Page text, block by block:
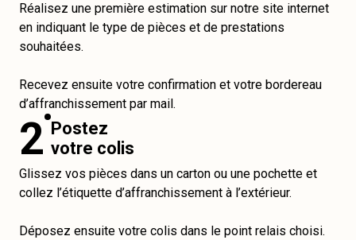
Réalisez une première estimation sur notre site internet
en indiquant le type de pièces et de prestations
souhaitées.
Recevez ensuite votre confirmation et votre bordereau
d’affranchissement par mail.
2 Postez
votre colis
Glissez vos pièces dans un carton ou une pochette et
collez l’étiquette d’affranchissement à l’extérieur.
Déposez ensuite votre colis dans le point relais choisi.